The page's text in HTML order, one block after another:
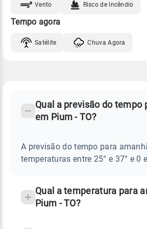
Vento Risco de Incêndio
Tempo agora
Satélite Chuva Agora
Perguntas
sobre
chuva
temperatura
Qual a previsão do tempo
em Pium - TO?
A previsão do tempo para
temperaturas entre 25° e 37° e 0
Qual a temperatura para
Pium - TO?